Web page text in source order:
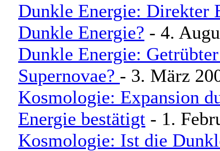
Dunkle Energie: Direkter
Dunkle Energie? - 4.
Dunkle Energie:
Supernovae? - 3. März
Kosmologie: Expansion
Energie bestätigt - 1.
Kosmologie: Ist die